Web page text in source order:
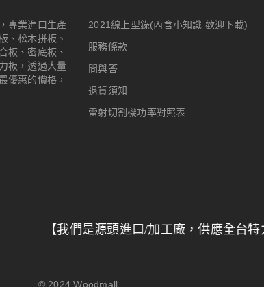
專業進口生產
、松木拼板、
板、密底板、
板，透過大量
優惠的價格，
2021線上型錄(內含小知識 歡迎下載)
服務條款
問與答
退貨須知
雷射切割機功率對照表
我們是源頭進口/加工廠，供應全台特力屋/建
© 2024Woodmall